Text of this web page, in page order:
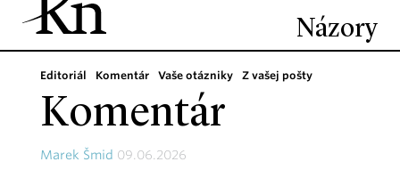
Názory
Editoriál Komentár Vaše otázniky Z vašej pošty
Komentár
Marek Šmid 09.06.2026